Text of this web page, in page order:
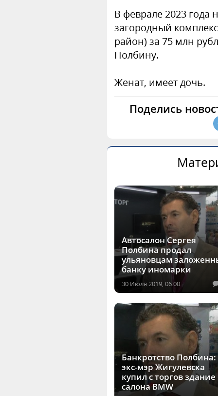
В феврале 2023 года
загородный
район) за 75 млн
Полбину.
Женат, имеет дочь.
Поделись
Автосалон Сергея
Полбина продал
ульяновцам
банку иномарки
30 Июля 2019, 06:00
Банкротство Полбина:
экс-мэр Жигулевска
купил с торгов здание
салона BMW